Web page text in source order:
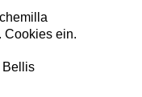
Bellis
Cookies ein.